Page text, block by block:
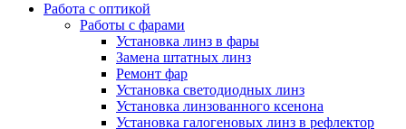
Работа с оптикой
Работы с фарами
Установка линз в фары
Замена штатных линз
Ремонт фар
Установка светодиодных линз
Установка линзованного ксенона
Установка галогеновых линз в рефлектор